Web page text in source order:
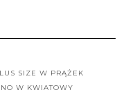
SIZE W PRĄŻEK
W KWIATOWY